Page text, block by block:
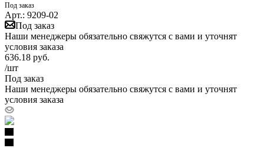
Под заказ
Арт.: 9209-02
Под заказ
Наши менеджеры обязательно свяжутся с вами и уточнят
условия заказа
636.18 руб.
/шт
Под заказ
Наши менеджеры обязательно свяжутся с вами и уточнят
условия заказа